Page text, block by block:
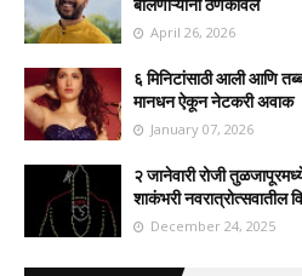
बोलणाऱ्यांना ठणकावलं
April 26, 2026
६ मिनिटांसाठी आली आणि
मानधन ऐकून नेटकरी अवाक
January 07, 2026
२ जानेवारी रोजी
शाकंभरी नवरात्रोत्सवातील
December 24, 2025